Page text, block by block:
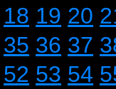
18 19 20
35 36 37
52 53 54